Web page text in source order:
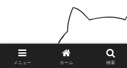
メニュー ホーム 検索